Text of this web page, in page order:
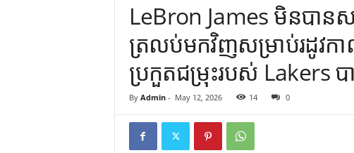
LeBron James មិនបានស
ត្រលប់មកវិញសម្រាប់រដូវកា
ប្រកួតជម្រុះរបស់ Lakers ប
By Admin- May 12, 2026 14 0